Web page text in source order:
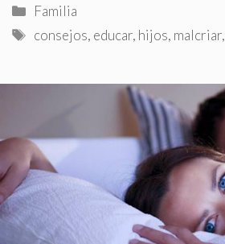
Categorías
Familia
Etiquetas
consejos, educar, hijos, malcriar,